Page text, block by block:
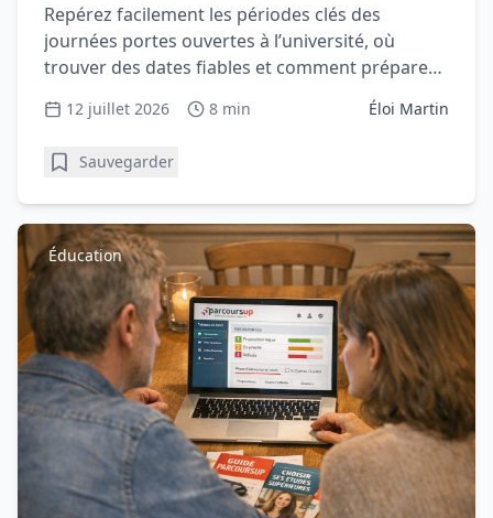
Repérez facilement les périodes clés des
journées portes ouvertes à l’université, où
trouver des dates fiables et comment préparer
12 juillet 2026 8 min Éloi Martin
Sauvegarder
Éducation